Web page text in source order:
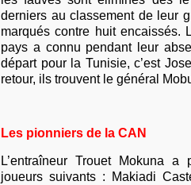
derniers au classement de leur
marqués contre huit encaissés.
pays a connu pendant leur
départ pour la Tunisie, c’est
retour, ils trouvent le général
Les pionniers de la CAN
L’entraîneur Trouet Mokuna
joueurs suivants : Makiadi